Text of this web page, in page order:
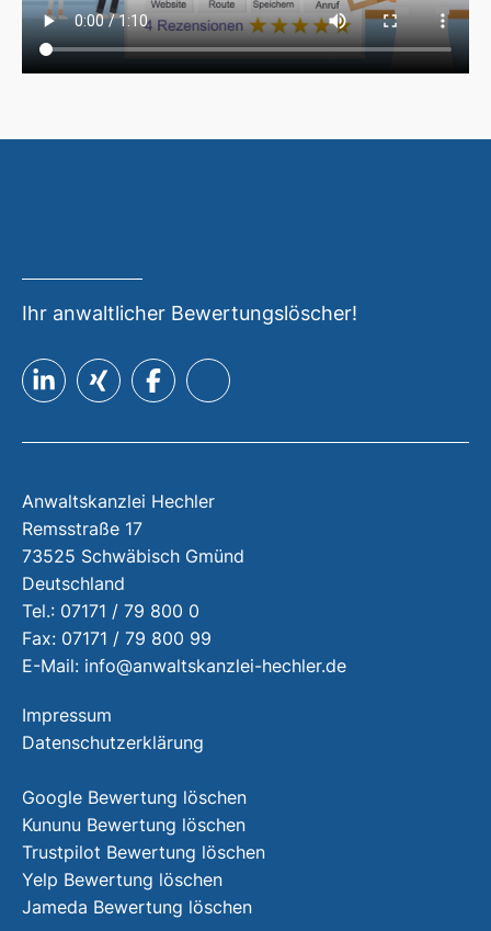
Ihr anwaltlicher Bewertungslöscher!
Anwaltskanzlei Hechler
Remsstraße 17
73525 Schwäbisch Gmünd
Deutschland
Tel.: 07171 / 79 800 0
Fax: 07171 / 79 800 99
E-Mail: info@anwaltskanzlei-hechler.de
Impressum
Datenschutzerklärung
Google Bewertung löschen
Kununu Bewertung löschen
Trustpilot Bewertung löschen
Yelp Bewertung löschen
Jameda Bewertung löschen